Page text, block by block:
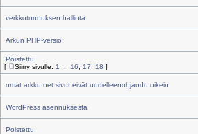
verkkotunnuksen hallinta
Arkun PHP-versio
Poistettu
[
Siirry sivulle: 1 16 17 18 ]
omat arkku.net sivut eivät uudelleenohjaudu oikein.
WordPress asennuksesta
Poistettu